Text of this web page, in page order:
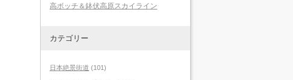
高ボッチ＆鉢伏高原スカイライン
カテゴリー
日本絶景街道 (101)